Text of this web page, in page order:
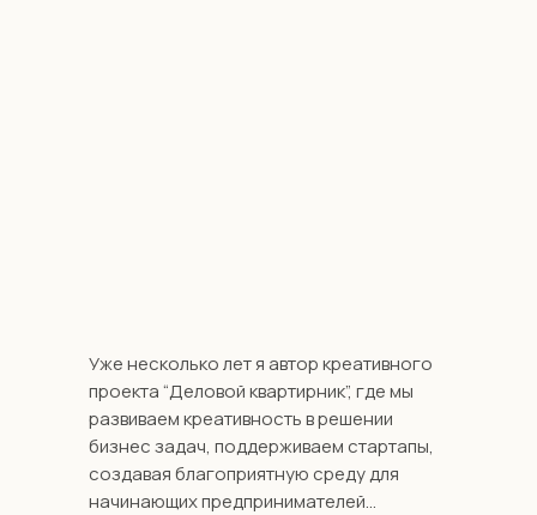
Уже несколько лет я автор креативного
проекта “Деловой квартирник”, где мы
развиваем креативность в решении
бизнес задач, поддерживаем стартапы,
создавая благоприятную среду для
начинающих предпринимателей...